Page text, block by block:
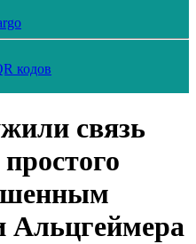
кодов
связь
Альцгеймера